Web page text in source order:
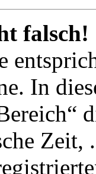
falsch!
In
Zeit,